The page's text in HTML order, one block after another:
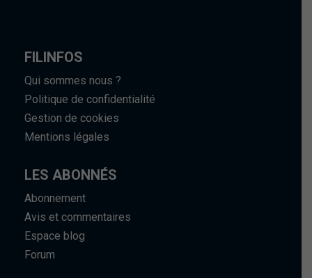
FILINFOS
Qui sommes nous ?
Politique de confidentialité
Gestion de cookies
Mentions légales
LES ABONNÉS
Abonnement
Avis et commentaires
Espace blog
Forum